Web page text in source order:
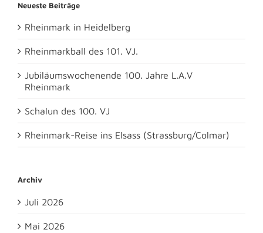
Neueste Beiträge
Rheinmark in Heidelberg
Rheinmarkball des 101. VJ.
Jubiläumswochenende 100. Jahre L.A.V
Rheinmark
Schalun des 100. VJ
Rheinmark-Reise ins Elsass (Strassburg/Colmar)
Archiv
Juli 2026
Mai 2026